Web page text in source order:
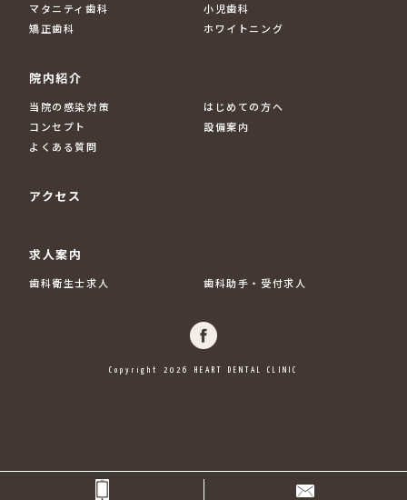
マタニティ歯科
小児歯科
矯正歯科
ホワイトニング
院内紹介
当院の感染対策
はじめての方へ
コンセプト
設備案内
よくある質問
アクセス
求人案内
歯科衛生士求人 歯科助手・受付求人
Copyright 2026 HEART DENTAL CLINIC